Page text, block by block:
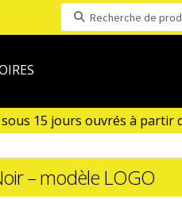
Recherche
pour :
15 jours ouvrés à partir
– modèle LOGO